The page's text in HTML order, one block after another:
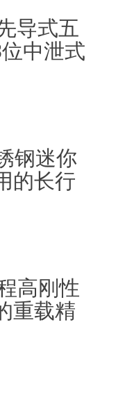
导式五
中泄式
钢迷你
的长行
高刚性
重载精